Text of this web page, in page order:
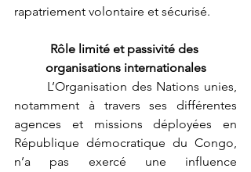
rapatriement volontaire et sécurisé.
Rôle limité et passivité des
organisations internationales
notamment à travers ses différentes
agences et missions déployées en
République démocratique du Congo,
n’a pas exercé une influence